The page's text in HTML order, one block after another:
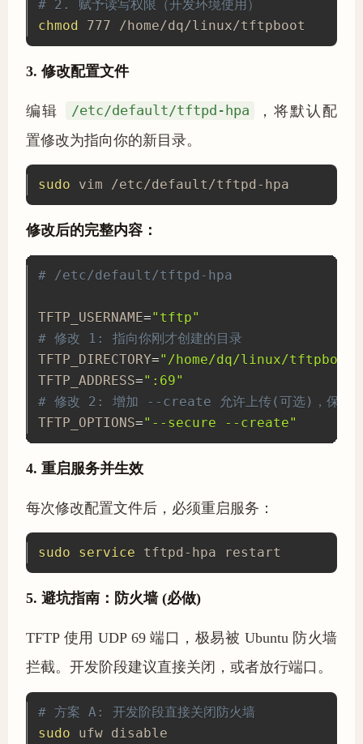
# 2. 赋予读写权限（开发环境使用）
chmod 777 /home/dq/linux/tftpboot
3. 修改配置文件
编辑 /etc/default/tftpd-hpa
，将默认配
置修改为指向你的新目录。
sudo vim /etc/default/tftpd-hpa
修改后的完整内容：
# /etc/default/tftpd-hpa
TFTP_USERNAME="tftp"
# 修改 1: 指向你刚才创建的目录
TFTP_DIRECTORY="/home/dq/linux/tftpboot"
TFTP_ADDRESS=":69"
# 修改 2: 增加 --create 允许上传(可选)，保
TFTP_OPTIONS="--secure --create"
4. 重启服务并生效
每次修改配置文件后，必须重启服务：
sudo service tftpd-hpa restart
5. 避坑指南：防火墙 (必做)
TFTP 使用 UDP 69 端口，极易被 Ubuntu 防火墙
拦截。开发阶段建议直接关闭，或者放行端口。
# 方案 A: 开发阶段直接关闭防火墙
sudo ufw disable